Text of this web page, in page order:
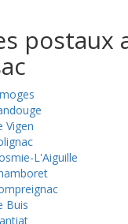
postaux
Vigen
L'Aiguille
Buis